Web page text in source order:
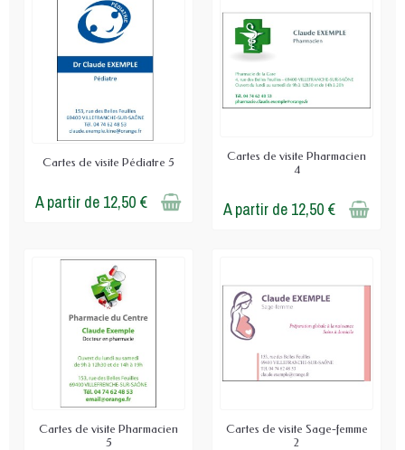
Cartes de visite Pédiatre 5
A partir de 12,50 €
Cartes de visite Pharmacien
4
A partir de 12,50 €
Cartes de visite Pharmacien
5
Cartes de visite Sage-femme
2